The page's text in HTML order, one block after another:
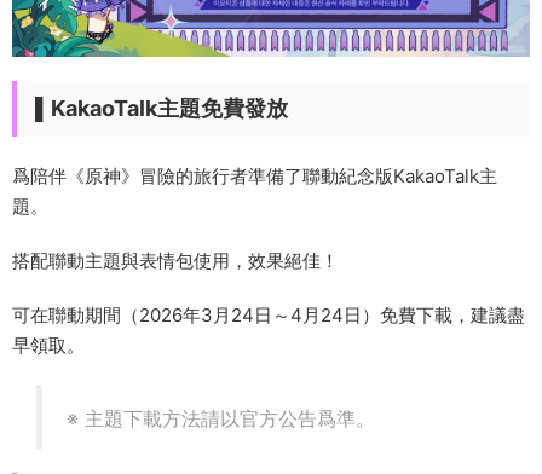
▌KakaoTalk主題免費發放
爲陪伴《原神》冒險的旅行者準備了聯動紀念版KakaoTalk主
題。
搭配聯動主題與表情包使用，效果絕佳！
可在聯動期間（2026年3月24日～4月24日）免費下載，建議盡
早領取。
※ 主題下載方法請以官方公告爲準。